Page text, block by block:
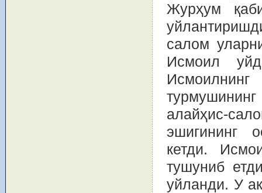
Журҳум
салом
Исмоил
алайҳис-
эшигининг
кетди.
тушуниб
уйланди. У